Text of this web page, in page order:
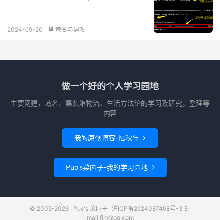
2024-09-20  域名与建站
做一个好的个人学习园地
主要网建，域名、集装箱物流、生活方法论的学习及研究，整理等
内容
我的原创博客-忆秋年 
Puo's菜园子-我的学习园地 
© 2005-2026 Puo's 菜园子 沪ICP备2024087408号-3 E-
mail:fim@qq.com